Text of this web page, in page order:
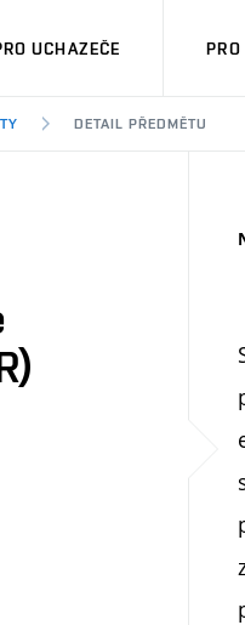
UCHAZEČE
DETAIL PŘEDMĚTU